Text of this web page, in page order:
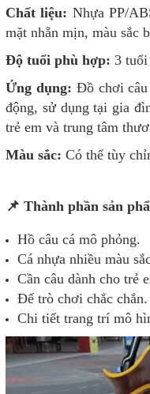
Chất liệu: Nhựa PP/
mặt nhẵn mịn, màu sắc
Độ tuổi phù hợp: 3
Ứng dụng: Đồ chơi
động, sử dụng tại gia
trẻ em và trung tâm
Màu sắc: Có thể tùy
📌 Thành phần sản
Hồ câu cá mô phỏng.
Cá nhựa nhiều màu
Cần câu dành cho trẻ
Đế trò chơi chắc chắn.
Chi tiết trang trí mô